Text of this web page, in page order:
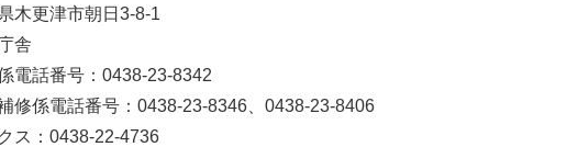
木更津市朝日3-8-1
舎
電話番号：0438-23-8342
修係電話番号：0438-23-8346、0438-23-8406
ス：0438-22-4736